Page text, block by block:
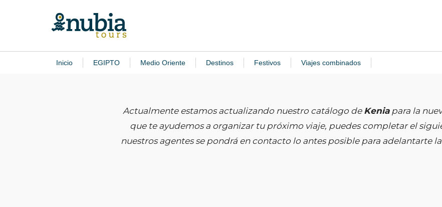
Inicio EGIPTO Medio Oriente Destinos Festivos Viajes combinados
Actualmente estamos actualizando nuestro catálogo de Keniapara la
que te ayudemos a organizar tu próximo viaje, puedes completar el
nuestros agentes se pondrá en contacto lo antes posible para adelantarte